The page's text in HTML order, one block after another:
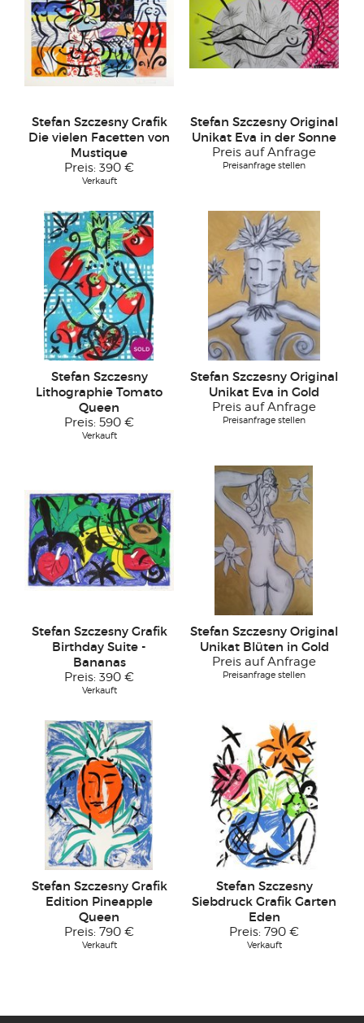
Stefan Szczesny Grafik
Die vielen Facetten von
Mustique
Preis: 390 €
Verkauft
Stefan Szczesny Original
Unikat Eva in der Sonne
Preis auf Anfrage
Preisanfrage stellen
Stefan Szczesny
Lithographie Tomato
Queen
Preis: 590 €
Verkauft
Stefan Szczesny Original
Unikat Eva in Gold
Preis auf Anfrage
Preisanfrage stellen
Stefan Szczesny Grafik
Birthday Suite -
Bananas
Preis: 390 €
Verkauft
Stefan Szczesny Original
Unikat Blüten in Gold
Preis auf Anfrage
Preisanfrage stellen
Stefan Szczesny Grafik
Edition Pineapple
Queen
Preis: 790 €
Verkauft
Stefan Szczesny
Siebdruck Grafik Garten
Eden
Preis: 790 €
Verkauft